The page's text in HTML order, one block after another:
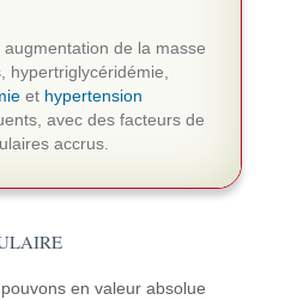
de la masse
, hypertriglycéridémie,
et hypertension
avec des facteurs de
accrus.
en valeur absolue